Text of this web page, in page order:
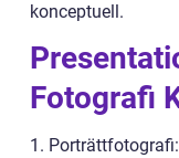
konceptuell.
Fotografi
1.